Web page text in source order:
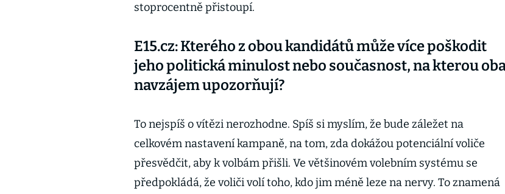
stoprocentně přistoupí.
E15.cz: Kterého z obou kandidátů může více poškodit
jeho politická minulost nebo současnost, na kterou
navzájem upozorňují?
To nejspíš o vítězi nerozhodne. Spíš si myslím, že bude záležet na
celkovém nastavení kampaně, na tom, zda dokážou potenciální voliče
přesvědčit, aby k volbám přišli. Ve většinovém volebním systému se
předpokládá, že voliči volí toho, kdo jim méně leze na nervy. To znamená